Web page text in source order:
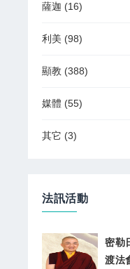
薩迦 (16)
利美 (98)
顯教 (388)
媒體 (55)
其它 (3)
法訊活動
密勒
渡法